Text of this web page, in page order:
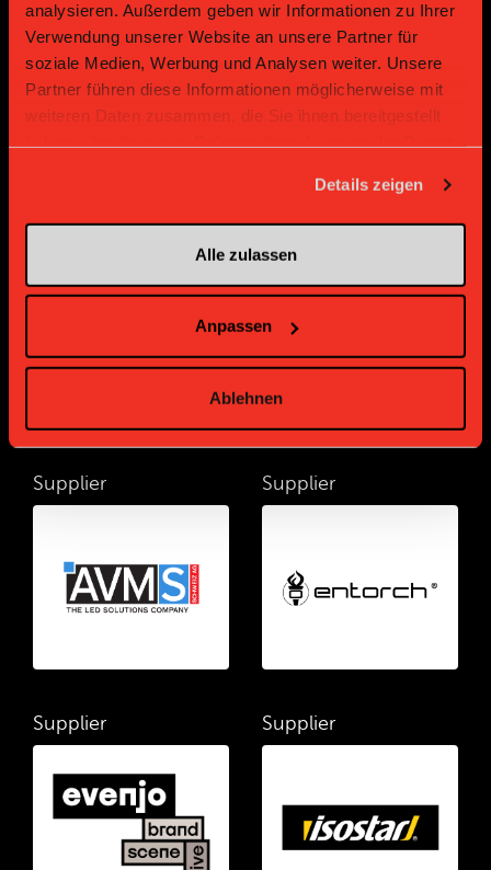
analysieren. Außerdem geben wir Informationen zu Ihrer
Verwendung unserer Website an unsere Partner für
soziale Medien, Werbung und Analysen weiter. Unsere
Partner führen diese Informationen möglicherweise mit
weiteren Daten zusammen, die Sie ihnen bereitgestellt
Details zeigen
Alle zulassen
Anpassen
Ablehnen
Supplier Supplier
Supplier Supplier